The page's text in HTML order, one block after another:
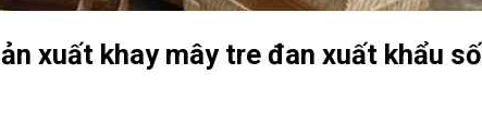
xuất khay mây tre đan xuất khẩu số